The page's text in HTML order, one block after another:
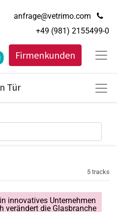
anfrage@vetrimo.com
+49 (981) 2155499-0
Firmenkunden
Tür
5 tracks
innovatives Unternehmen
verändert die Glasbranche